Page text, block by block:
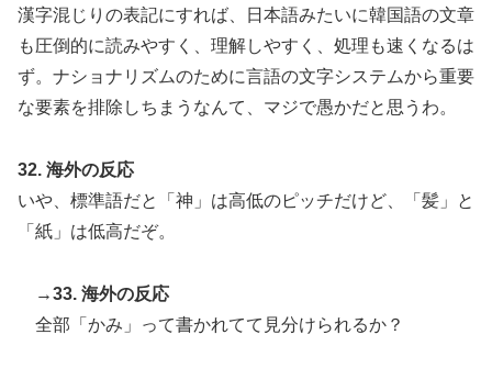
漢字混じりの表記にすれば、日本語みたいに韓国語の文章
も圧倒的に読みやすく、理解しやすく、処理も速くなるは
ず。ナショナリズムのために言語の文字システムから重要
な要素を排除しちまうなんて、マジで愚かだと思うわ。
32. 海外の反応
いや、標準語だと「神」は高低のピッチだけど、「髪」と
「紙」は低高だぞ。
→33. 海外の反応
全部「かみ」って書かれてて見分けられるか？